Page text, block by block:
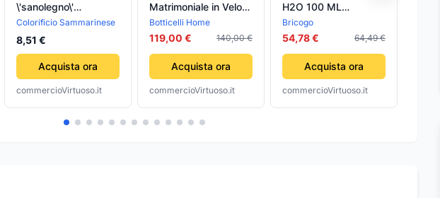
\'sanolegno\'
COLORIFICIO
SAMMARINESE Lt.
0,750 - trasparente
lucida
Colorificio Sammarinese
8,51 €
Acquista ora
commercioVirtuoso.it
Matrimoniale in Velour
Botticelli Home Ducal
Botticelli Home
119,00 € 140,00 €
Acquista ora
commercioVirtuoso.it
H2O 100 ML
BRONZO
COLORIFICIO
Bricogo
54,78 € 64,49 €
Acquista ora
commercioVirtuoso.it